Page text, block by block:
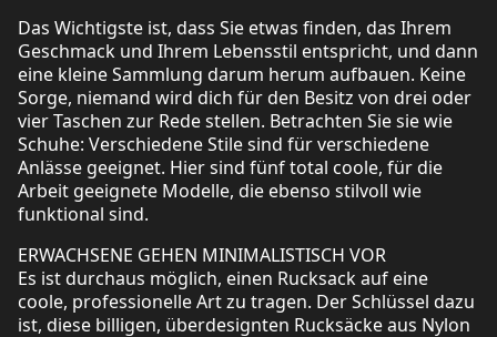
Das Wichtigste ist, dass Sie etwas finden, das Ihrem
Geschmack und Ihrem Lebensstil entspricht, und dann
eine kleine Sammlung darum herum aufbauen. Keine
Sorge, niemand wird dich für den Besitz von drei oder
vier Taschen zur Rede stellen. Betrachten Sie sie wie
Schuhe: Verschiedene Stile sind für verschiedene
Anlässe geeignet. Hier sind fünf total coole, für die
Arbeit geeignete Modelle, die ebenso stilvoll wie
funktional sind.
ERWACHSENE GEHEN MINIMALISTISCH VOR
Es ist durchaus möglich, einen Rucksack auf eine
coole, professionelle Art zu tragen. Der Schlüssel dazu
ist, diese billigen, überdesignten Rucksäcke aus Nylon